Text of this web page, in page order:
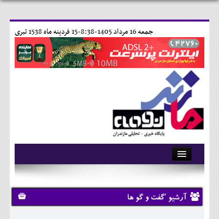
15 فردينه ماه 1538 تبری جمعه 16 مرداد 1405-8:38-
آرشیو
تماس با ما
وبلاگ
آرشیو 'گفت و گو ها